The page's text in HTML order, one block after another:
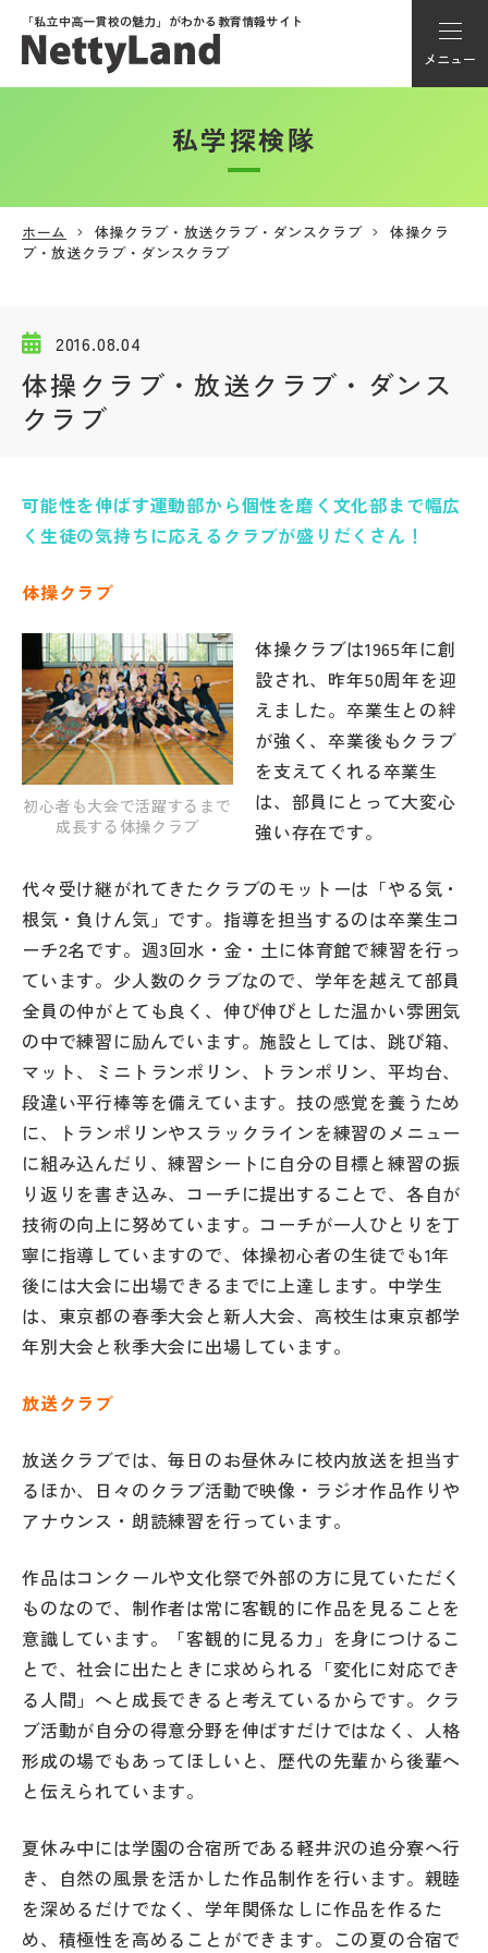
「私立中高一貫校の魅力」がわかる教育情報サイト
メニュー
アカウント登録
メニュー
学校動画
帰国生受験情報
説明会・イベント情報
よみもの
学校からのお知らせ
学校HP最新情報
NettyLandかわら版
その他
お問い合わせ
個人情報保護方針
サイトマップ
運営会社
私学探検隊
ホーム 体操クラブ・放送クラブ・ダンスクラブ
体操クラ
ブ・放送クラブ・ダンスクラブ
2016.08.04
体操クラブ・放送クラブ・ダンス
クラブ
可能性を伸ばす運動部から個性を磨く文化部まで幅広
く生徒の気持ちに応えるクラブが盛りだくさん！
体操クラブ
初心者も大会で活躍するまで
成長する体操クラブ
体操クラブは1965年に創
設され、昨年50周年を迎
えました。卒業生との絆
が強く、卒業後もクラブ
を支えてくれる卒業生
は、部員にとって大変心
強い存在です。
代々受け継がれてきたクラブのモットーは「やる気・
根気・負けん気」です。指導を担当するのは卒業生コ
ーチ2名です。週3回水・金・土に体育館で練習を行っ
ています。少人数のクラブなので、学年を越えて部員
全員の仲がとても良く、伸び伸びとした温かい雰囲気
の中で練習に励んでいます。施設としては、跳び箱、
マット、ミニトランポリン、トランポリン、平均台、
段違い平行棒等を備えています。技の感覚を養うため
に、トランポリンやスラックラインを練習のメニュー
に組み込んだり、練習シートに自分の目標と練習の振
り返りを書き込み、コーチに提出することで、各自が
技術の向上に努めています。コーチが一人ひとりを丁
寧に指導していますので、体操初心者の生徒でも1年
後には大会に出場できるまでに上達します。中学生
は、東京都の春季大会と新人大会、高校生は東京都学
年別大会と秋季大会に出場しています。
放送クラブ
放送クラブでは、毎日のお昼休みに校内放送を担当す
るほか、日々のクラブ活動で映像・ラジオ作品作りや
アナウンス・朗読練習を行っています。
作品はコンクールや文化祭で外部の方に見ていただく
ものなので、制作者は常に客観的に作品を見ることを
意識しています。「客観的に見る力」を身につけるこ
とで、社会に出たときに求められる「変化に対応でき
る人間」へと成長できると考えているからです。クラ
ブ活動が自分の得意分野を伸ばすだけではなく、人格
形成の場でもあってほしいと、歴代の先輩から後輩へ
と伝えられています。
夏休み中には学園の合宿所である軽井沢の追分寮へ行
き、自然の風景を活かした作品制作を行います。親睦
を深めるだけでなく、学年関係なしに作品を作るた
め、積極性を高めることができます。この夏の合宿で